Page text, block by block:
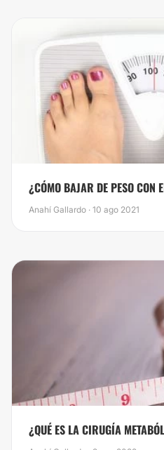
¿CÓMO BAJAR DE PESO CON
Anahí Gallardo · 10 ago 2021
​¿QUÉ ES LA CIRUGÍA